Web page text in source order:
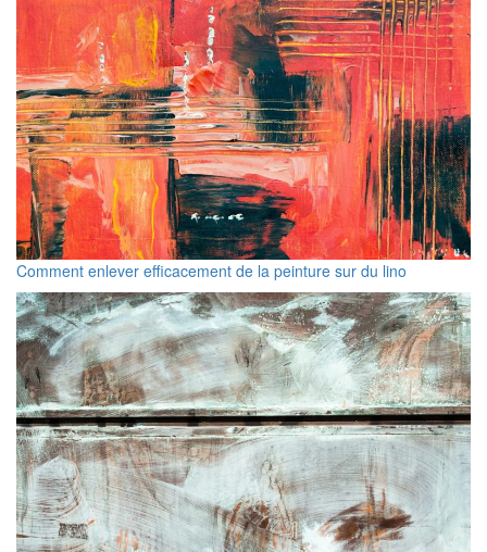
Comment enlever efficacement de la peinture sur du lino